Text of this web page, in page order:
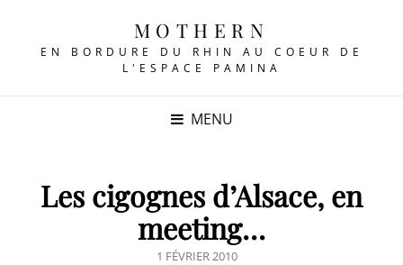
MOTHERN
EN BORDURE DU RHIN AU COEUR DE
L'ESPACE PAMINA
MENU
Les cigognes d’Alsace, en
meeting…
POSTED
1 FÉVRIER 2010